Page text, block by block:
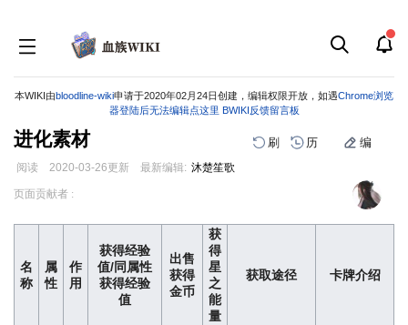
本WIKI由bloodline-wiki申请于2020年02月24日创建，编辑权限开放，如遇Chrome浏览
器登陆后无法编辑点这里 BWIKI反馈留言板
进化素材 刷 历 编
阅读 2020-03-26更新 最新编辑: 沐楚笙歌
跳
导
跳
搜
页面贡献者 :
名
称
属
性
作
用
获得经验
值/同属性
获得经验
值
出售
获得
金币
获
得
星
之
能
量
获取途径 卡牌介绍